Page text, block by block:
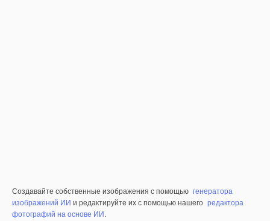
Создавайте собственные изображения с помощью генератора
изображений ИИ и редактируйте их с помощью нашего редактора
фотографий на основе ИИ.